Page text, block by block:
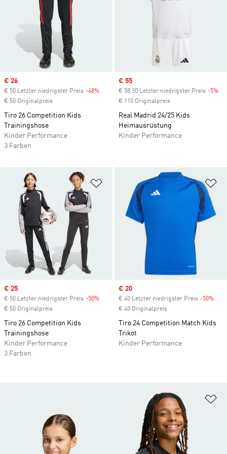
Sale price
€ 26
€ 50 Letzter niedrigster Preis -48% Discount
€ 50 Originalpreis
Tiro 26 Competition Kids
Trainingshose
Kinder Performance
3 Farben
Sale price
€ 55
€ 58,30 Letzter niedrigster Preis -5%
€ 110 Originalpreis
Real Madrid 24/25 Kids
Heimausrüstung
Kinder Performance
Zur Wunschliste hinzufügen
Sale price
€ 25
€ 50 Letzter niedrigster Preis -50% Discount
€ 50 Originalpreis
Tiro 26 Competition Kids
Trainingshose
Kinder Performance
3 Farben
Sale price
€ 20
€ 40 Letzter niedrigster Preis -50%
€ 40 Originalpreis
Tiro 24 Competition Match Kids
Trikot
Kinder Performance